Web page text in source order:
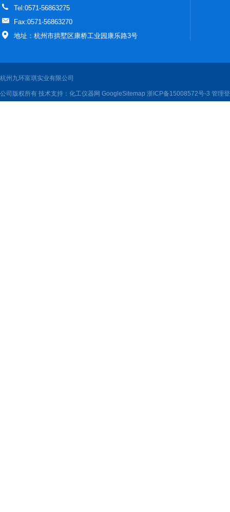
Tel:0571-56863275
Fax:0571-56863270
地址：杭州市拱墅区康桥工业园康乐路3号
杭州九环富琪实业有限公司
公司版权所有 技术支持： 化工仪器网 GoogleSitemap 浙ICP备15008572号-3 管理